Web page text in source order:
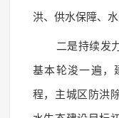
洪、供水保障、
二是持续发
基本轮浚一遍，
程，主城区防洪